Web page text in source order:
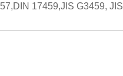
17459,JIS G3459, JIS